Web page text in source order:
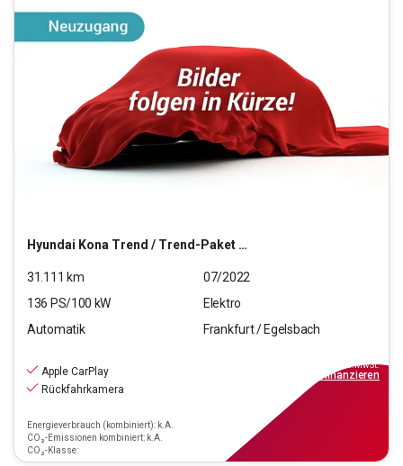
Hyundai Kona Trend / Trend-Paket Elektro 2WD
31.111 km
07/2022
136 PS/100 kW
Elektro
Automatik
Frankfurt / Egelsbach
Apple CarPlay
Rückfahrkamera
Energieverbrauch (kombiniert): k.A.
CO₂-Emissionen kombiniert: k.A.
CO₂-Klasse:
inkl.MwSt.
finanzieren